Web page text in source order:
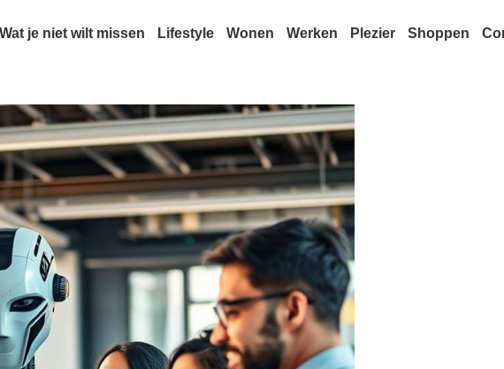
Wat je niet wilt missen Lifestyle Wonen Werken Plezier Shoppen